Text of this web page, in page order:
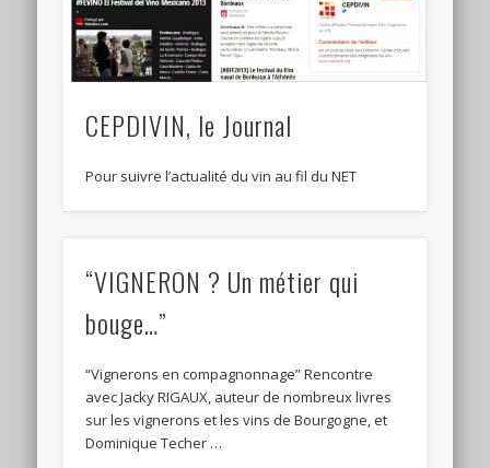
CEPDIVIN, le Journal
Pour suivre l’actualité du vin au fil du NET
“VIGNERON ? Un métier qui
bouge…”
“Vignerons en compagnonnage” Rencontre
avec Jacky RIGAUX, auteur de nombreux livres
sur les vignerons et les vins de Bourgogne, et
Dominique Techer …